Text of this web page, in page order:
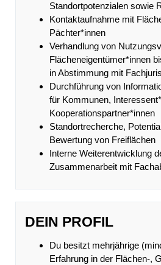
Standortpotenzialen sowie
Kontaktaufnahme mit
Pächter*innen
Verhandlung von
Flächeneigentümer*innen
in Abstimmung mit
Durchführung von
für Kommunen,
Kooperationspartner*innen
Standortrecherche,
Bewertung von Freiflächen
Interne Weiterentwicklung
Zusammenarbeit mit
DEIN PROFIL
Du besitzt mehrjährige
Erfahrung in der Flächen-,